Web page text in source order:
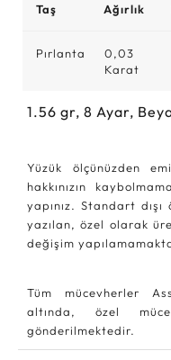
Taş Ağırlık
Pırlanta
0,03
Karat
1.56 gr, 8 Ayar,
Yüzük ölçünüzden
hakkınızın
yapınız. Standart
yazılan, özel olarak
değişim
Tüm mücevherler
altında, özel
gönderilmektedir.